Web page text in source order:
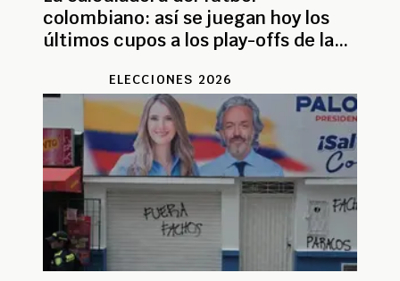
colombiano: así se juegan hoy los
últimos cupos a los play-offs de la
ELECCIONES 2026